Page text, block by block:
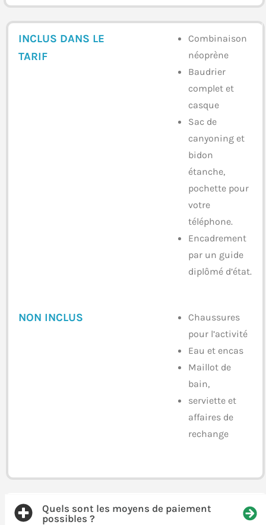
INCLUS DANS LE
TARIF
Combinaison
néoprène
Baudrier
complet et
casque
Sac de
canyoning et
bidon
étanche,
pochette pour
votre
téléphone.
Encadrement
par un guide
diplômé d’état.
NON INCLUS
Chaussures
pour l’activité
Eau et encas
Maillot de
bain,
serviette et
affaires de
rechange
Quels sont les moyens de paiement
possibles ?